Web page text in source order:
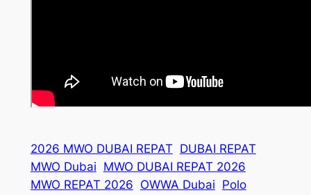
2026 MWO DUBAI REPAT DUBAI REPAT
MWO Dubai MWO DUBAI REPAT 2026
MWO REPAT 2026 OWWA Dubai Polo